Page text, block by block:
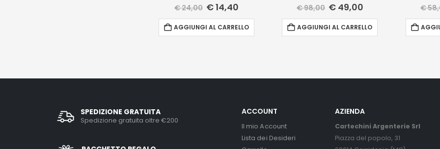
€24,00 €14,40
AGGIUNGI AL CARRELLO
€98,00 € 49,00
AGGIUNGI AL CARRELLO
€
SPEDIZIONE GRATUITA
Spedizione gratuita oltre €200
ACCOUNT
Il mio Account
Lista dei Desideri
AZIENDA
Cartechini Argenterie Srl
Piazza del popolo, 31